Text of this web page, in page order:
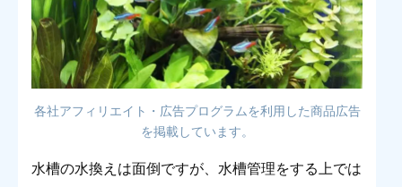
各社アフィリエイト・広告プログラムを利用した商品広告
を掲載しています。
水槽の水換えは面倒ですが、水槽管理をする上では